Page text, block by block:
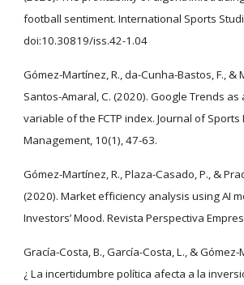
football sentiment. International Sports
doi:10.30819/iss.42-1.04
Gómez-Martínez, R., da-Cunha-Bastos, F., &
Santos-Amaral, C. (2020). Google Trends
variable of the FCTP index. Journal of Sports
Management, 10(1), 47-63.
Gómez-Martínez, R., Plaza-Casado, P., &
(2020). Market efficiency analysis using AI
Investors’ Mood. Revista Perspectiva
Gracía-Costa, B., García-Costa, L., & Gómez-
¿ La incertidumbre política afecta a la